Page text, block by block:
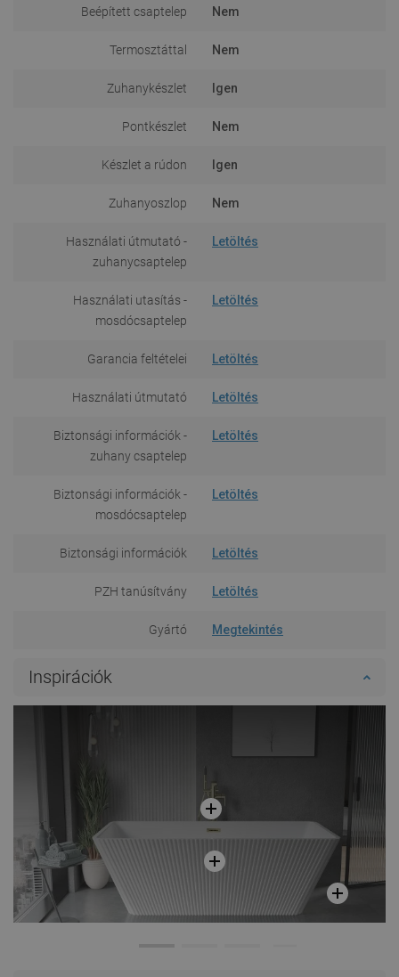
Beépített csaptelep Nem
Termosztáttal Nem
Zuhanykészlet Igen
Pontkészlet Nem
Készlet a rúdon Igen
Zuhanyoszlop Nem
Használati útmutató -
zuhanycsaptelep
Letöltés
Használati utasítás -
mosdócsaptelep
Letöltés
Garancia feltételei Letöltés
Használati útmutató Letöltés
Biztonsági információk -
zuhany csaptelep
Letöltés
Biztonsági információk -
mosdócsaptelep
Letöltés
Biztonsági információk Letöltés
PZH tanúsítvány Letöltés
Gyártó Megtekintés
Inspirációk